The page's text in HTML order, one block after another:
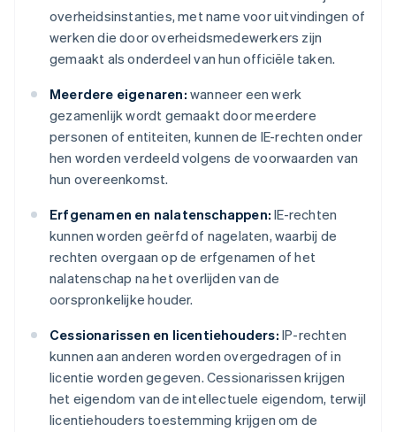
overheidsinstanties, met name voor uitvindingen of
werken die door overheidsmedewerkers zijn
gemaakt als onderdeel van hun officiële taken.
Meerdere eigenaren: wanneer een werk
gezamenlijk wordt gemaakt door meerdere
personen of entiteiten, kunnen de IE-rechten onder
hen worden verdeeld volgens de voorwaarden van
hun overeenkomst.
Erfgenamen en nalatenschappen: IE-rechten
kunnen worden geërfd of nagelaten, waarbij de
rechten overgaan op de erfgenamen of het
nalatenschap na het overlijden van de
oorspronkelijke houder.
Cessionarissen en licentiehouders: IP-rechten
kunnen aan anderen worden overgedragen of in
licentie worden gegeven. Cessionarissen krijgen
het eigendom van de intellectuele eigendom, terwijl
licentiehouders toestemming krijgen om de